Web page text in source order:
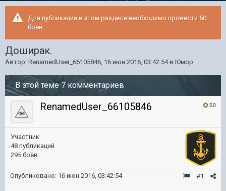
Для публикации в этом разделе необходимо провести 50
боёв.
Доширак.
Автор: RenamedUser_66105846, 16 июн 2016, 03:42:54в Юмор
В этой теме 7 комментариев
50
RenamedUser_66105846
Участник
48 публикаций
295 боёв
#1
Опубликовано: 16 июн 2016, 03:42:54